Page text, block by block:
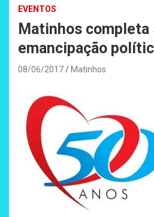
EVENTOS
Matinhos completa
emancipação
08/06/2017 Matinhos